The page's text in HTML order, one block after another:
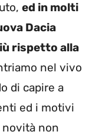
ed in molti
Dacia
rispetto alla
nel vivo
di capire a
ed i motivi
novità non